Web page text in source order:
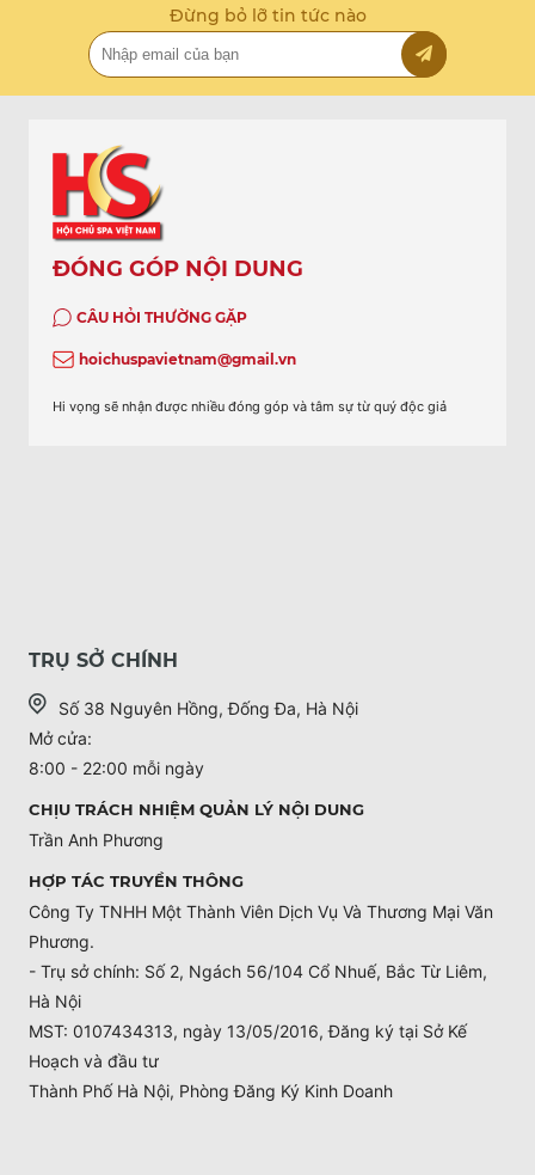
Đừng bỏ lỡ tin tức nào
ĐÓNG GÓP NỘI DUNG
CÂU HỎI THƯỜNG GẶP
hoichuspavietnam@gmail.vn
Hi vọng sẽ nhận được nhiều đóng góp và tâm sự từ quý độc giả
TRỤ SỞ CHÍNH
Số 38 Nguyên Hồng, Đống Đa, Hà Nội
Mở cửa:
8:00 - 22:00 mỗi ngày
CHỊU TRÁCH NHIỆM QUẢN LÝ NỘI DUNG
Trần Anh Phương
HỢP TÁC TRUYỀN THÔNG
Công Ty TNHH Một Thành Viên Dịch Vụ Và Thương Mại Văn
Phương.
- Trụ sở chính: Số 2, Ngách 56/104 Cổ Nhuế, Bắc Từ Liêm,
Hà Nội
MST: 0107434313, ngày 13/05/2016, Đăng ký tại Sở Kế
Hoạch và đầu tư
Thành Phố Hà Nội, Phòng Đăng Ký Kinh Doanh